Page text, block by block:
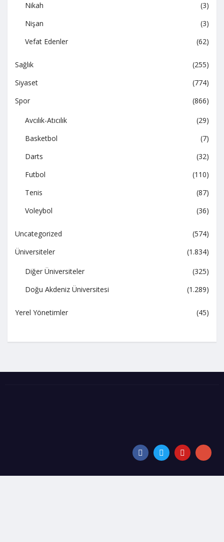
Nikah
(3)
Nişan
(3)
Vefat Edenler
(62)
Sağlık
(255)
Siyaset
(774)
Spor
(866)
Avcılık-Atıcılık
(29)
Basketbol
(7)
Darts
(32)
Futbol
(110)
Tenis
(87)
Voleybol
(36)
Uncategorized
(574)
Üniversiteler
(1.834)
Diğer Üniversiteler
(325)
Doğu Akdeniz Üniversitesi
(1.289)
Yerel Yönetimler (45)